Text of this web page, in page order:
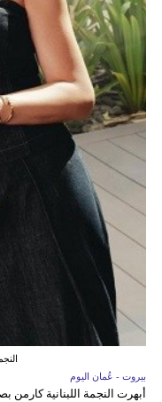
بيروت - عُمان اليوم
أبهرت النجمة اللبنانية